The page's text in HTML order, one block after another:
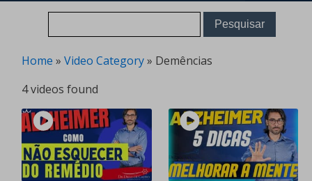
Home » Video Category» Demências
4 videos found